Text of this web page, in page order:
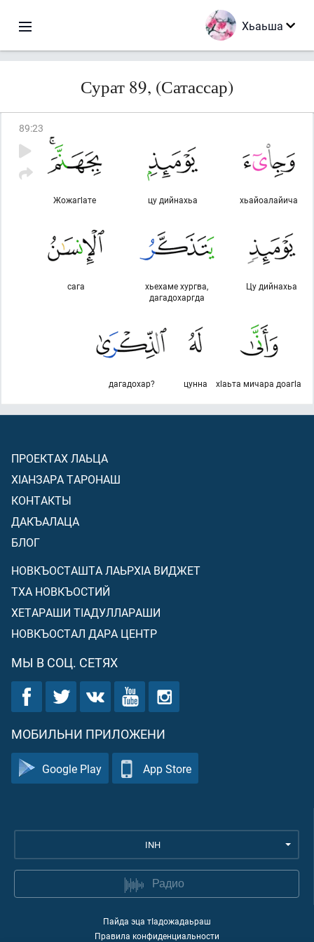
Хьаьша
Сурат 89, (Сатассар)
89:23
хьайоалайича
цу дийнахьа
Жожагlате
Цу дийнахьа
хьехаме хургва,
дагадохаргда
сага
хlаьта мичара доагlа
цунна
дагадохар?
ПРОЕКТАХ ЛАЬЦА
ХIАНЗАРА ТАРОНАШ
КОНТАКТЫ
ДАКЪАЛАЦА
БЛОГ
НОВКЪОСТАШТА ЛАЬРХIА ВИДЖЕТ
ТХА НОВКЪОСТИЙ
ХЕТАРАШИ ТIАДУЛЛАРАШИ
НОВКЪОСТАЛ ДАРА ЦЕНТР
МЫ В СОЦ. СЕТЯХ
МОБИЛЬНИ ПРИЛОЖЕНИ
Google Play App Store
INH
Радио
Пайда эца тIадожадаьраш
Правила конфиденциальности